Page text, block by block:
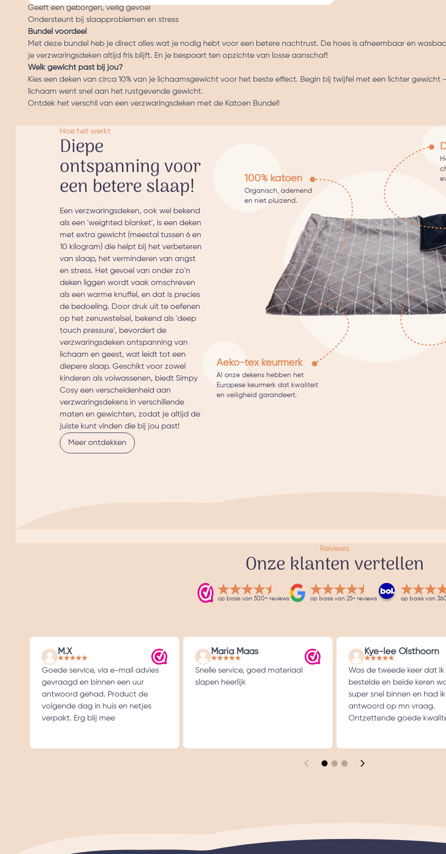
Geeft een geborgen, veilig gevoel
Ondersteunt bij slaapproblemen en stress
Bundel voordeel
Met deze bundel heb je direct alles wat je nodig hebt voor een betere nachtrust. De hoes is afneembaar en
je verzwaringsdeken altijd fris blijft. En je bespaart ten opzichte van losse aanschaf!
Welk gewicht past bij jou?
Kies een deken van circa 10% van je lichaamsgewicht voor het beste effect. Begin bij twijfel met een lichter gewicht
lichaam went snel aan het rustgevende gewicht.
Ontdek het verschil van een verzwaringsdeken met de Katoen Bundel!
Hoe het werkt
Diepe
ontspanning voor
een betere slaap!
Een verzwaringsdeken, ook wel bekend
als een 'weighted blanket', is een deken
met extra gewicht (meestal tussen 6 en
10 kilogram) die helpt bij het verbeteren
van slaap, het verminderen van angst
en stress. Het gevoel van onder zo'n
deken liggen wordt vaak omschreven
als een warme knuffel, en dat is precies
de bedoeling. Door druk uit te oefenen
op het zenuwstelsel, bekend als 'deep
touch pressure', bevordert de
verzwaringsdeken ontspanning van
lichaam en geest, wat leidt tot een
diepere slaap. Geschikt voor zowel
kinderen als volwassenen, biedt Simpy
Cosy een verscheidenheid aan
verzwaringsdekens in verschillende
maten en gewichten, zodat je altijd de
juiste kunt vinden die bij jou past!
Meer ontdekken
100% katoen
Organisch, ademend
en niet pluizend.
Aeko-tex keurmerk
Al onze dekens hebben het
Europese keurmerk dat kwaliteit
en veiligheid garandeert.
Reviews
Onze klanten vertellen
op basis van 500+ reviews op basis van 25+ reviews op basis van
M.X
Goede service, via e-mail advies
gevraagd en binnen een uur
antwoord gehad. Product de
volgende dag in huis en netjes
verpakt. Erg blij mee
Maria Maas
Snelle service, goed materiaal
slapen heerlijk
Kye-lee Olsthoorn
Was de tweede keer dat
bestelde en beide keren
super snel binnen en had
antwoord op mn vraag.
Ontzettende goede